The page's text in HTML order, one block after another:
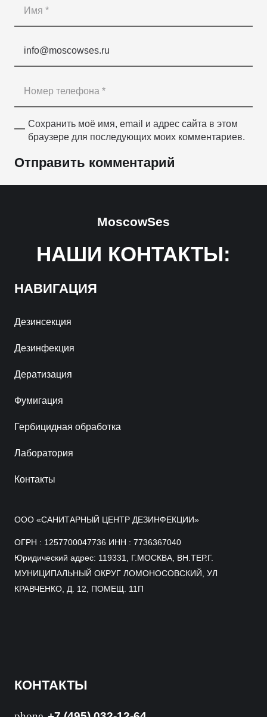
Сохранить моё имя, email и адрес сайта в этом
браузере для последующих моих комментариев.
Отправить комментарий
НАШИ КОНТАКТЫ:
MoscowSes
НАВИГАЦИЯ
Дезинсекция
Дезинфекция
Дератизация
Фумигация
Гербицидная обработка
Лаборатория
Контакты
ООО «САНИТАРНЫЙ ЦЕНТР ДЕЗИНФЕКЦИИ»
ОГРН : 1257700047736 ИНН : 7736367040
Юридический адрес: 119331, Г.МОСКВА, ВН.ТЕР.Г.
МУНИЦИПАЛЬНЫЙ ОКРУГ ЛОМОНОСОВСКИЙ, УЛ
КРАВЧЕНКО, Д. 12, ПОМЕЩ. 11П
КОНТАКТЫ